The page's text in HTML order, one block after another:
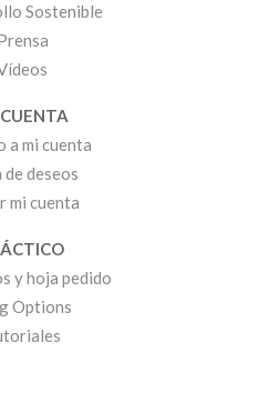
Sostenible
a mi cuenta
de deseos
mi cuenta
y hoja pedido
Options